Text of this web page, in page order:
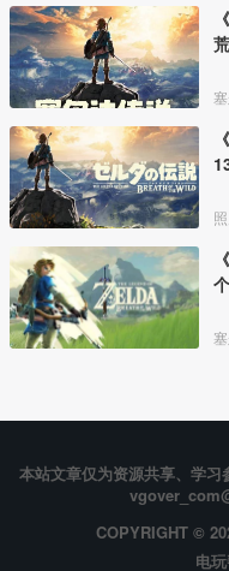
本站文章仅为资源共享、学
COPYRIGHT ©
电